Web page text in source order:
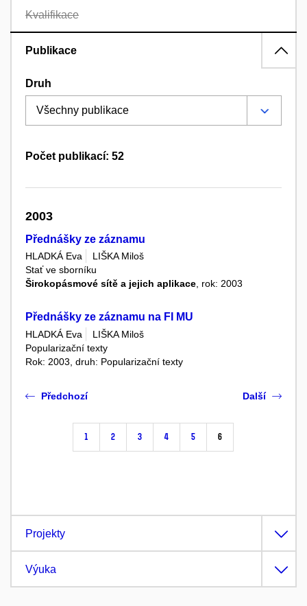
Kvalifikace
Publikace
Druh
Počet publikací: 52
2003
Přednášky ze záznamu
HLADKÁ Eva
LIŠKA Miloš
Stať ve sborníku
Širokopásmové sítě a jejich aplikace, rok: 2003
Přednášky ze záznamu na FI MU
HLADKÁ Eva
LIŠKA Miloš
Popularizační texty
Rok: 2003, druh: Popularizační texty
Předchozí
1 2 3 4 5 6
Další
Projekty
Výuka